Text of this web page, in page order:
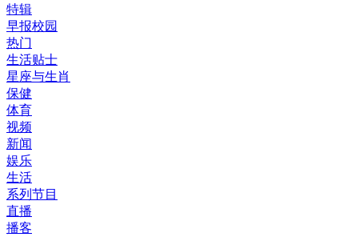
特辑
早报校园
热门
生活贴士
星座与生肖
保健
体育
视频
新闻
娱乐
生活
系列节目
直播
播客